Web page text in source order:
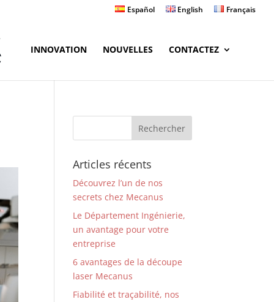
Español English Français
INNOVATION NOUVELLES CONTACTEZ
Articles récents
Découvrez l’un de nos
secrets chez Mecanus
Le Département Ingénierie,
un avantage pour votre
entreprise
6 avantages de la découpe
laser Mecanus
Fiabilité et traçabilité, nos